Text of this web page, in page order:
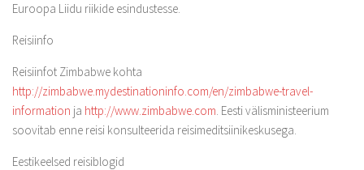
Euroopa Liidu riikide esindustesse.
Reisiinfo
Reisiinfot Zimbabwe kohta
http://zimbabwe.mydestinationinfo.com/en/zimbabwe-travel-
information ja http://www.zimbabwe.com. Eesti välisministeerium
soovitab enne reisi konsulteerida reisimeditsiinikeskusega.
Eestikeelsed reisiblogid